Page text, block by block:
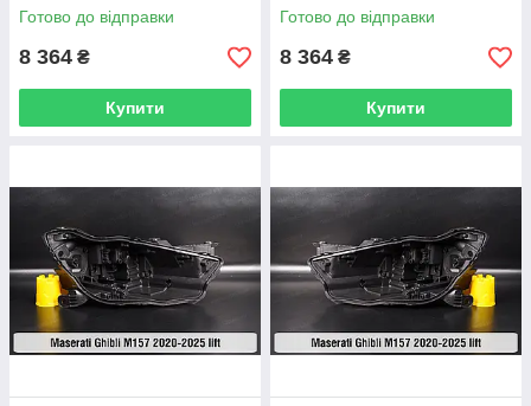
Готово до відправки
8 364 ₴
Купити
Готово до відправки
8 364 ₴
Купити